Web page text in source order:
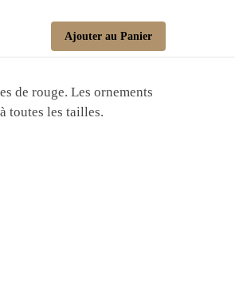
Ajouter au Panier
de rouge. Les ornements
toutes les tailles.